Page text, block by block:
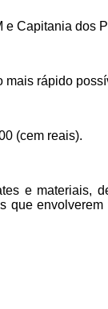
Capitania dos
mais rápido
(cem reais).
e materiais,
que